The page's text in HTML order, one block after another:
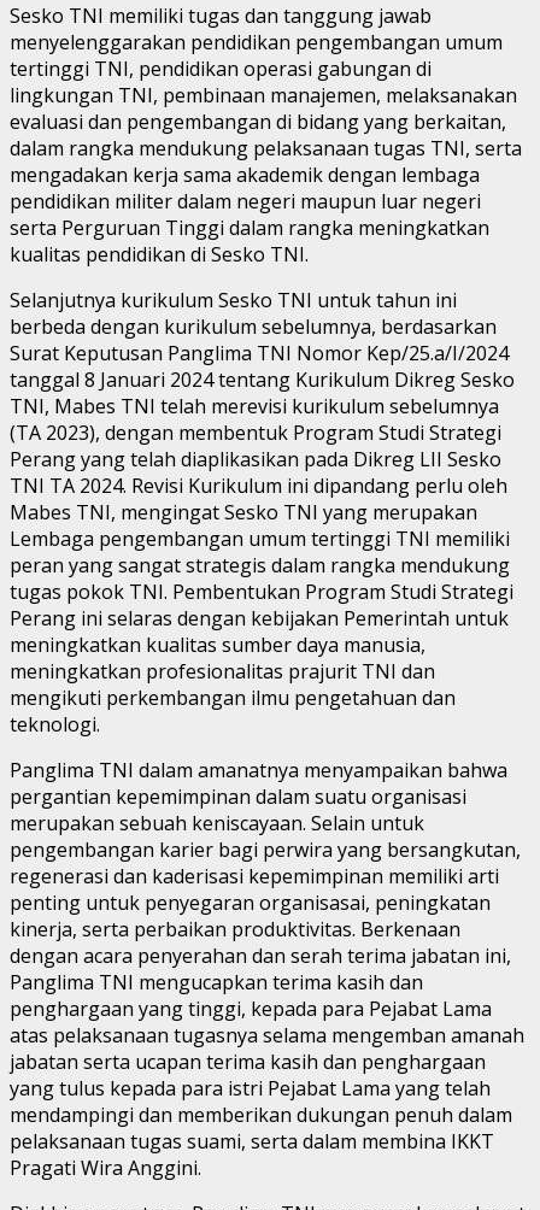
Sesko TNI memiliki tugas dan tanggung jawab
menyelenggarakan pendidikan pengembangan umum
tertinggi TNI, pendidikan operasi gabungan di
lingkungan TNI, pembinaan manajemen, melaksanakan
evaluasi dan pengembangan di bidang yang berkaitan,
dalam rangka mendukung pelaksanaan tugas TNI, serta
mengadakan kerja sama akademik dengan lembaga
pendidikan militer dalam negeri maupun luar negeri
serta Perguruan Tinggi dalam rangka meningkatkan
kualitas pendidikan di Sesko TNI.
Selanjutnya kurikulum Sesko TNI untuk tahun ini
berbeda dengan kurikulum sebelumnya, berdasarkan
Surat Keputusan Panglima TNI Nomor Kep/25.a/I/2024
tanggal 8 Januari 2024 tentang Kurikulum Dikreg Sesko
TNI, Mabes TNI telah merevisi kurikulum sebelumnya
(TA 2023), dengan membentuk Program Studi Strategi
Perang yang telah diaplikasikan pada Dikreg LII Sesko
TNI TA 2024. Revisi Kurikulum ini dipandang perlu oleh
Mabes TNI, mengingat Sesko TNI yang merupakan
Lembaga pengembangan umum tertinggi TNI memiliki
peran yang sangat strategis dalam rangka mendukung
tugas pokok TNI. Pembentukan Program Studi Strategi
Perang ini selaras dengan kebijakan Pemerintah untuk
meningkatkan kualitas sumber daya manusia,
meningkatkan profesionalitas prajurit TNI dan
mengikuti perkembangan ilmu pengetahuan dan
teknologi.
Panglima TNI dalam amanatnya menyampaikan bahwa
pergantian kepemimpinan dalam suatu organisasi
merupakan sebuah keniscayaan. Selain untuk
pengembangan karier bagi perwira yang bersangkutan,
regenerasi dan kaderisasi kepemimpinan memiliki arti
penting untuk penyegaran organisasai, peningkatan
kinerja, serta perbaikan produktivitas. Berkenaan
dengan acara penyerahan dan serah terima jabatan ini,
Panglima TNI mengucapkan terima kasih dan
penghargaan yang tinggi, kepada para Pejabat Lama
atas pelaksanaan tugasnya selama mengemban amanah
jabatan serta ucapan terima kasih dan penghargaan
yang tulus kepada para istri Pejabat Lama yang telah
mendampingi dan memberikan dukungan penuh dalam
pelaksanaan tugas suami, serta dalam membina IKKT
Pragati Wira Anggini.